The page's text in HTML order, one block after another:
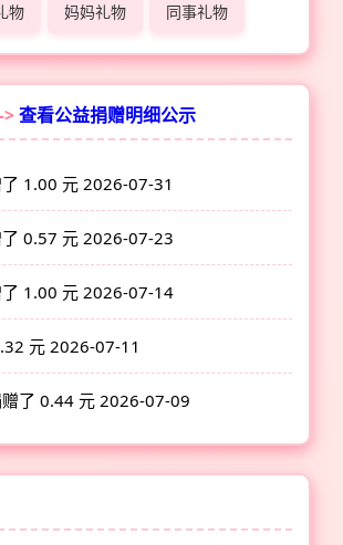
物 妈妈礼物 同事礼物
查看公益捐赠明细公示
了 1.00 元2026-07-31
了 0.57 元2026-07-23
了 1.00 元2026-07-14
元2026-07-11
赠了 0.44 元2026-07-09